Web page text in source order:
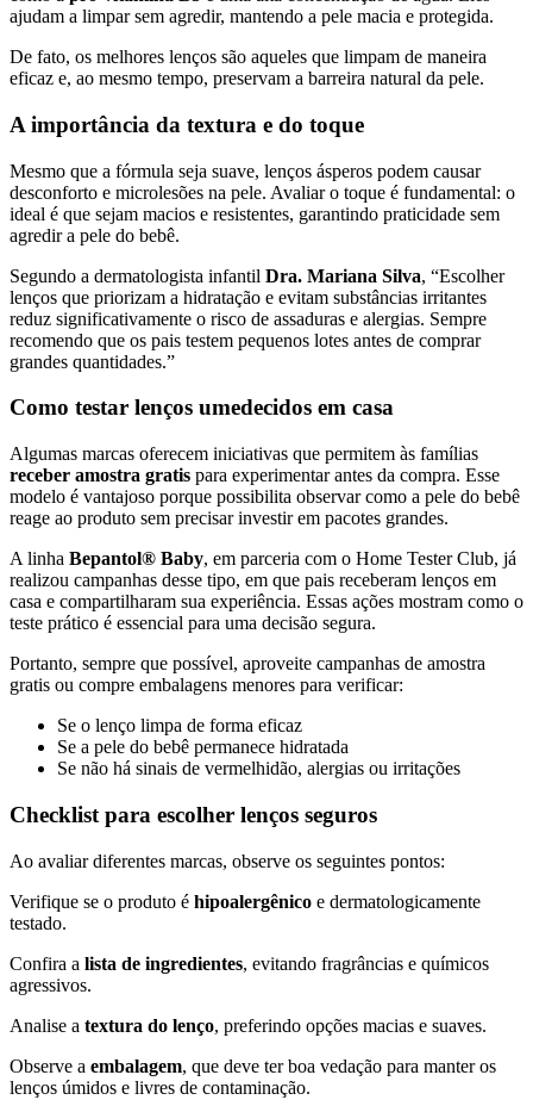
ajudam a limpar sem agredir, mantendo a pele macia e protegida.
De fato, os melhores lenços são aqueles que limpam de maneira
eficaz e, ao mesmo tempo, preservam a barreira natural da pele.
A importância da textura e do toque
Mesmo que a fórmula seja suave, lenços ásperos podem causar
desconforto e microlesões na pele. Avaliar o toque é fundamental: o
ideal é que sejam macios e resistentes, garantindo praticidade sem
agredir a pele do bebê.
Segundo a dermatologista infantil Dra. Mariana Silva, “Escolher
lenços que priorizam a hidratação e evitam substâncias irritantes
reduz significativamente o risco de assaduras e alergias. Sempre
recomendo que os pais testem pequenos lotes antes de comprar
grandes quantidades.”
Como testar lenços umedecidos em casa
Algumas marcas oferecem iniciativas que permitem às famílias
receber amostra gratis para experimentar antes da compra. Esse
modelo é vantajoso porque possibilita observar como a pele do bebê
reage ao produto sem precisar investir em pacotes grandes.
A linha Bepantol® Baby, em parceria com o Home Tester Club, já
realizou campanhas desse tipo, em que pais receberam lenços em
casa e compartilharam sua experiência. Essas ações mostram como o
teste prático é essencial para uma decisão segura.
Portanto, sempre que possível, aproveite campanhas de amostra
gratis ou compre embalagens menores para verificar:
Se o lenço limpa de forma eficaz
Se a pele do bebê permanece hidratada
Se não há sinais de vermelhidão, alergias ou irritações
Checklist para escolher lenços seguros
Ao avaliar diferentes marcas, observe os seguintes pontos:
Verifique se o produto é hipoalergênico e dermatologicamente
testado.
Confira a lista de ingredientes, evitando fragrâncias e químicos
agressivos.
Analise a textura do lenço, preferindo opções macias e suaves.
Observe a embalagem, que deve ter boa vedação para manter os
lenços úmidos e livres de contaminação.